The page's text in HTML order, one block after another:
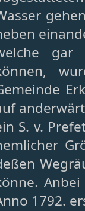
gar
S. v.
1792.